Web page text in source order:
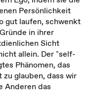
Persönlichkeit
gut laufen, schwenkt
in ihrer
Sicht
allein. Der "self-
Phänomen, das
glauben, dass wir
Anderen das